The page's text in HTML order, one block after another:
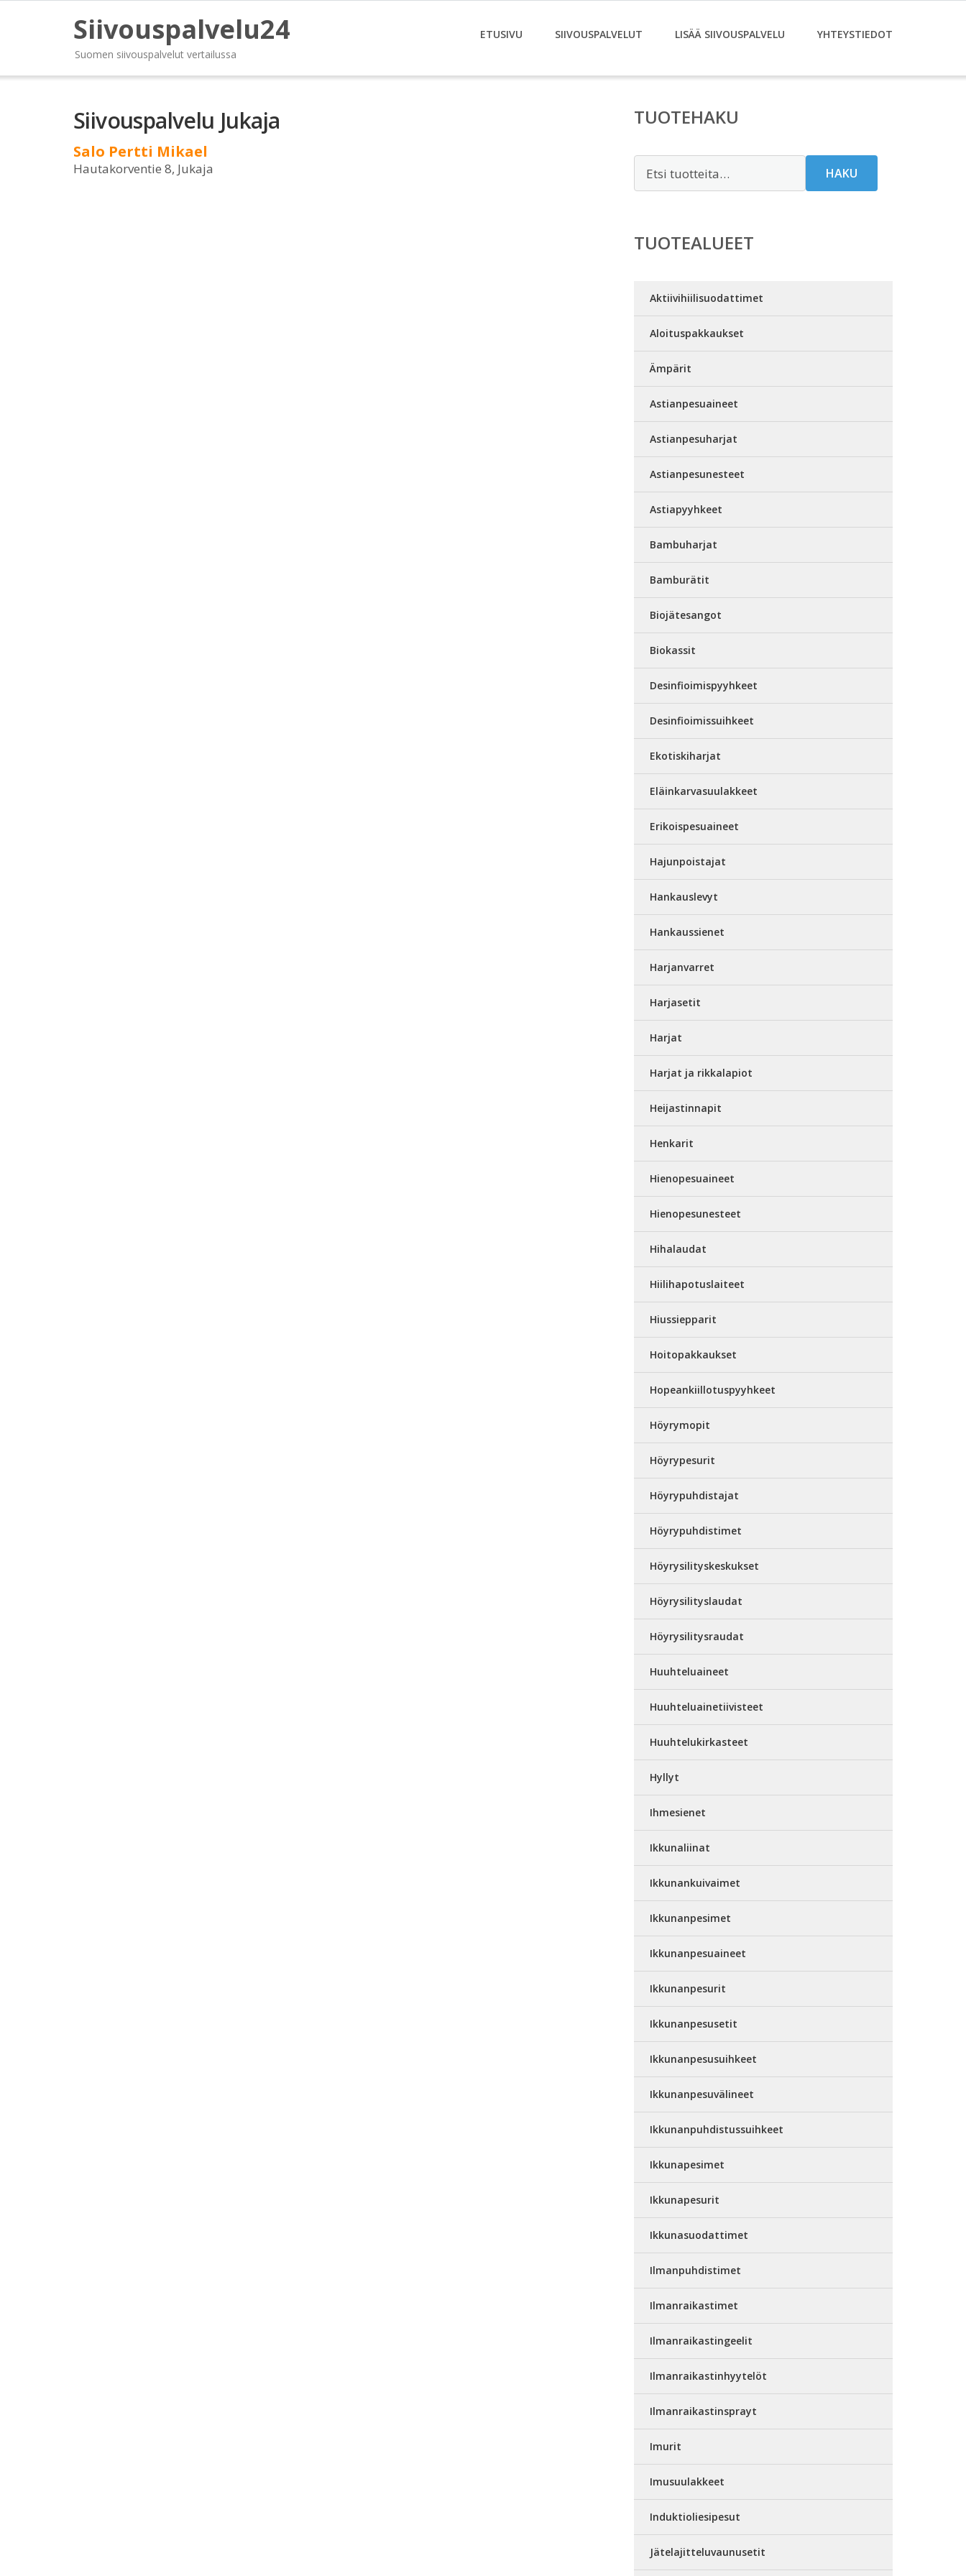
Siivouspalvelu24
Suomen siivouspalvelut vertailussa
ETUSIVU SIIVOUSPALVELUT LISÄÄ SIIVOUSPALVELU YHTEYSTIEDOT
Siivouspalvelu Jukaja
Salo Pertti Mikael
Hautakorventie 8, Jukaja
TUOTEHAKU
HAKU
TUOTEALUEET
Aktiivihiilisuodattimet
Aloituspakkaukset
Ämpärit
Astianpesuaineet
Astianpesuharjat
Astianpesunesteet
Astiapyyhkeet
Bambuharjat
Bamburätit
Biojätesangot
Biokassit
Desinfioimispyyhkeet
Desinfioimissuihkeet
Ekotiskiharjat
Eläinkarvasuulakkeet
Erikoispesuaineet
Hajunpoistajat
Hankauslevyt
Hankaussienet
Harjanvarret
Harjasetit
Harjat
Harjat ja rikkalapiot
Heijastinnapit
Henkarit
Hienopesuaineet
Hienopesunesteet
Hihalaudat
Hiilihapotuslaiteet
Hiussiepparit
Hoitopakkaukset
Hopeankiillotuspyyhkeet
Höyrymopit
Höyrypesurit
Höyrypuhdistajat
Höyrypuhdistimet
Höyrysilityskeskukset
Höyrysilityslaudat
Höyrysilitysraudat
Huuhteluaineet
Huuhteluainetiivisteet
Huuhtelukirkasteet
Hyllyt
Ihmesienet
Ikkunaliinat
Ikkunankuivaimet
Ikkunanpesimet
Ikkunanpesuaineet
Ikkunanpesurit
Ikkunanpesusetit
Ikkunanpesusuihkeet
Ikkunanpesuvälineet
Ikkunanpuhdistussuihkeet
Ikkunapesimet
Ikkunapesurit
Ikkunasuodattimet
Ilmanpuhdistimet
Ilmanraikastimet
Ilmanraikastingeelit
Ilmanraikastinhyytelöt
Ilmanraikastinsprayt
Imurit
Imusuulakkeet
Induktioliesipesut
Jätelajitteluvaunusetit